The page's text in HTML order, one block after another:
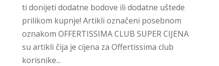
ti donijeti dodatne bodove ili dodatne uštede
prilikom kupnje! Artikli označeni posebnom
oznakom OFFERTISSIMA CLUB SUPER CIJENA
su artikli čija je cijena za Offertissima club
korisnike...